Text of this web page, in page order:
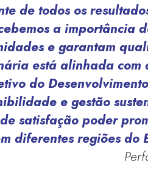
de todos os
a importância
e garantam
está alinhada com
do
e gestão
satisfação poder
diferentes regiões do